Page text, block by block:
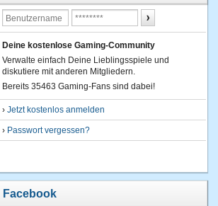
Deine kostenlose Gaming-Community
Verwalte einfach Deine Lieblingsspiele und
diskutiere mit anderen Mitgliedern.
Bereits 35463 Gaming-Fans sind dabei!
› Jetzt kostenlos anmelden
› Passwort vergessen?
Facebook